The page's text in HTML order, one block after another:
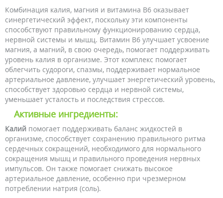
Комбинация калия, магния и витамина B6 оказывает
синергетический эффект, поскольку эти компоненты
способствуют правильному функционированию сердца,
нервной системы и мышц. Витамин B6 улучшает усвоение
магния, а магний, в свою очередь, помогает поддерживать
уровень калия в организме. Этот комплекс помогает
облегчить судороги, спазмы, поддерживает нормальное
артериальное давление, улучшает энергетический уровень,
способствует здоровью сердца и нервной системы,
уменьшает усталость и последствия стрессов.
Активные ингредиенты:
Калий помогает поддерживать баланс жидкостей в
организме, способствует сохранению правильного ритма
сердечных сокращений, необходимого для нормального
сокращения мышц и правильного проведения нервных
импульсов. Он также помогает снижать высокое
артериальное давление, особенно при чрезмерном
потреблении натрия (соль).